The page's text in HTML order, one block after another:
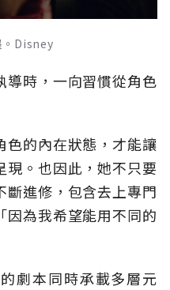
。Disney
導時，一向習慣從角色
色的內在狀態，才能讓
。也因此，她不只要
進修，包含去上專門
為我希望能用不同的
劇本同時承載多層元